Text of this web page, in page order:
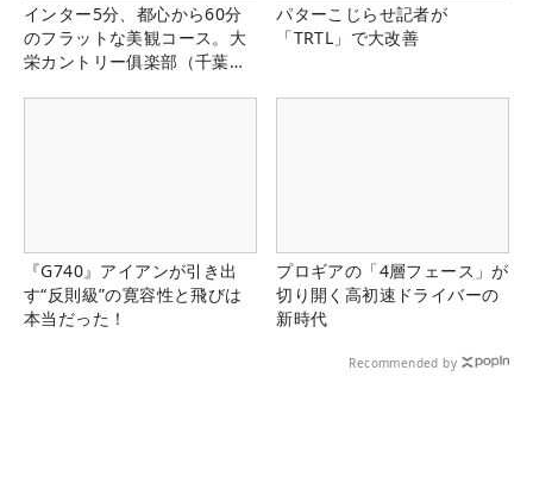
インター5分、都心から60分
のフラットな美観コース。大
栄カントリー俱楽部（千葉
パターこじらせ記者が
「TRTL」で大改善
『G740』アイアンが引き出
す“反則級”の寛容性と飛びは
本当だった！
プロギアの「4層フェース」が
切り開く高初速ドライバーの
新時代
Recommended by